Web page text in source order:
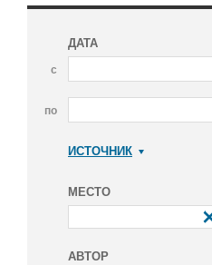
ДАТА
с
по
ИСТОЧНИК
МЕСТО
АВТОР